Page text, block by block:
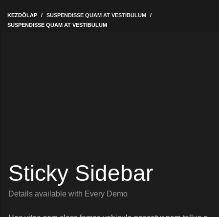
KEZDŐLAP
SUSPENDISSE QUAM AT VESTIBULUM
SUSPENDISSE QUAM AT VESTIBULUM
Sticky Sidebar
Details available with Every Demo